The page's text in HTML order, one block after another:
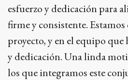
esfuerzo y dedicación para
firme y consistente.
proyecto, y en el equipo que
y dedicación. Una linda
los que integramos este